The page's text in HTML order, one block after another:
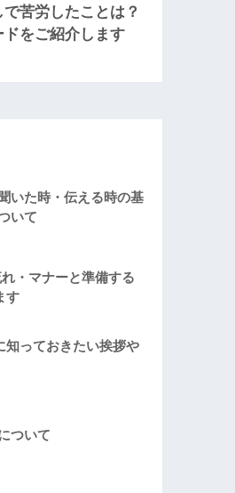
で苦労したことは？
ドをご紹介します
いた時・伝える時の基
いて
・マナーと準備する
す
知っておきたい挨拶や
ついて